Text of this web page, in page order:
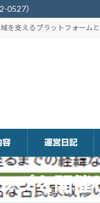
0527）
支えるプラットフォームと
容 運営日記
プを開